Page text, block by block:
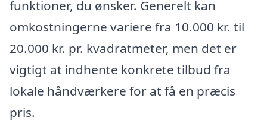
funktioner, du ønsker. Generelt kan
omkostningerne variere fra 10.000 kr. til
20.000 kr. pr. kvadratmeter, men det er
vigtigt at indhente konkrete tilbud fra
lokale håndværkere for at få en præcis
pris.